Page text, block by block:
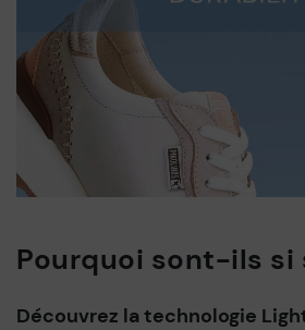
Pourquoi sont-ils si
Découvrez la technologie